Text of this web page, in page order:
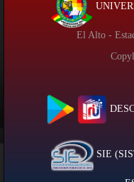
El Alto -
SIE